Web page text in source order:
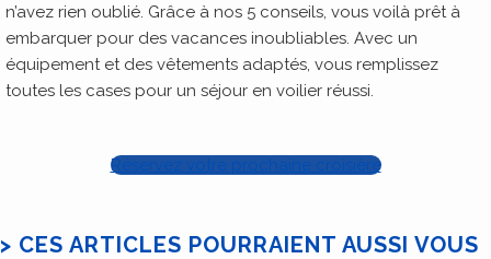
n’avez rien oublié. Grâce à nos 5 conseils, vous voilà prêt à
embarquer pour des vacances inoubliables. Avec un
équipement et des vêtements adaptés, vous remplissez
toutes les cases pour un séjour en voilier réussi.
Réservez votre prochaine croisière
> CES ARTICLES POURRAIENT AUSSI VOUS